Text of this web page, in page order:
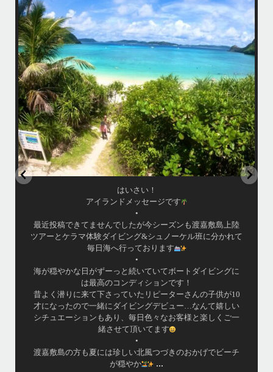
•
海が穏やかな日がずーっと続いていてボートダイビングには最高のコン
ディションです！
昔よく潜りに来て下さっていたリピーターさんの子供が10才になったの
で一緒にダイビングデビュー…なんて嬉しいシチュエーションもあり、
毎日色々なお客様と楽しくご一緒させて頂いてます
渡嘉敷島の方も夏には珍しい北風つづきのおかげでビーチが穏やか
...
8月 14
はいさい！
アイランドメッセージです
•
最近投稿できてませんでしたが今シーズンも渡嘉敷島上陸
ツアーとケラマ体験ダイビング&シュノーケル班に分かれて
毎日海へ行っております
•
海が穏やかな日がずーっと続いていてボートダイビングに
は最高のコンディションです！
昔よく潜りに来て下さっていたリピーターさんの子供が10
才になったので一緒にダイビングデビュー…なんて嬉しい
シチュエーションもあり、毎日色々なお客様と楽しくご一
緒させて頂いてます
•
渡嘉敷島の方も夏には珍しい北風つづきのおかげでビーチ
が穏やか
...